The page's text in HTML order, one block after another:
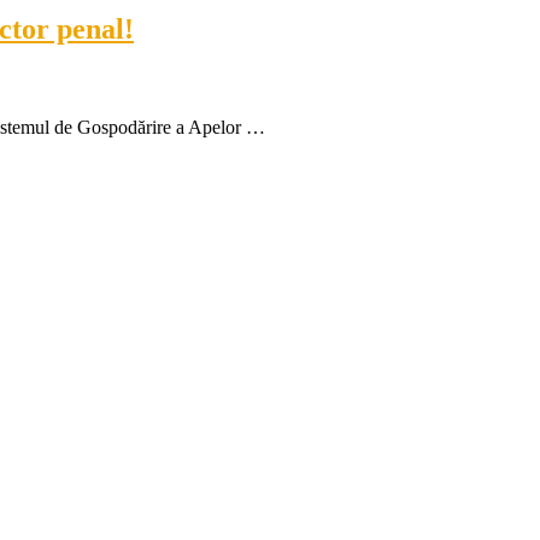
penal!
de Gospodărire a Apelor …